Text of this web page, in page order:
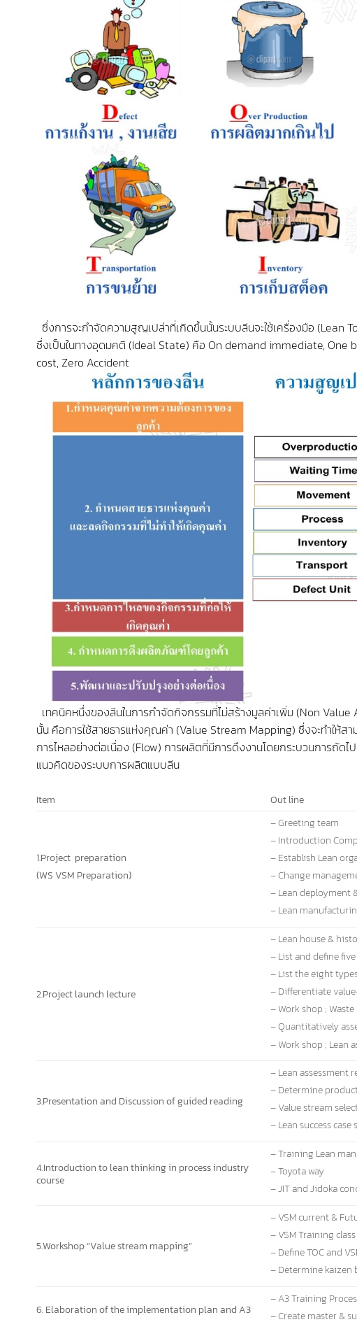
ซึ่งการจะกำจัดความสูญเปล่าที่เกิดขึ้นนั้นระบบลีนจะใช้เครื่องมือ
ซึ่งเป็นในทางอุดมคติ (Ideal State) คือ On demand immediate, One
cost, Zero Accident
เทคนิคหนึ่งของลีนในการกำจัดกิจกรรมที่ไม่สร้างมูลค่าเพิ่ม (Non
นั้น คือการใช้สายธารแห่งคุณค่า (Value Stream Mapping) ซึ่งจะทำให้ส
การไหลอย่างต่อเนื่อง (Flow) การผลิตที่มีการดึงงานโดยกระบวนการถั
แนวคิดของระบบการผลิตแบบลีน
Item Out line
1.Project preparation
(WS VSM Preparation)
– Greeting team
– Introduction
– Establish Lean
– Change
– Lean deployment
– Lean
2.Project launch lecture
– Lean house &
– List and define
– List the eight
– Differentiate
– Work shop ;
– Quantitatively
– Work shop ; Lean
3.Presentation and Discussion of guided reading
– Lean assessment
– Determine
– Value stream
– Lean success
4.Introduction to lean thinking in process industry
course
– Training Lean
– Toyota way
– JIT and Jidoka
5.Workshop “Value stream mapping”
– VSM current &
– VSM Training class
– Define TOC and
– Determine
6. Elaboration of the implementation plan and A3
– A3 Training
– Create master &